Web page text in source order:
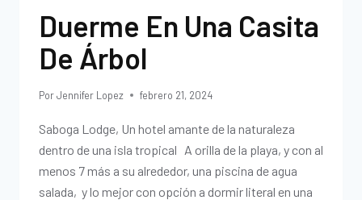
Duerme En Una Casita
De Árbol
PorJennifer Lopez febrero 21, 2024
Saboga Lodge, Un hotel amante de la naturaleza
dentro de una isla tropical A orilla de la playa, y con al
menos 7 más a su alrededor, una piscina de agua
salada, y lo mejor con opción a dormir literal en una